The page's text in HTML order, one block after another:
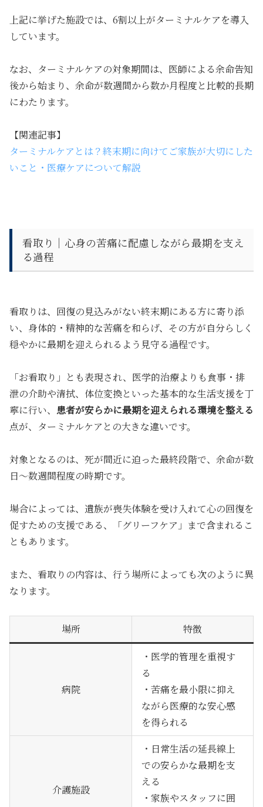
上記に挙げた施設では、6割以上がターミナルケアを導入
しています。
なお、ターミナルケアの対象期間は、医師による余命告知
後から始まり、余命が数週間から数か月程度と比較的長期
にわたります。
【関連記事】
ターミナルケアとは？終末期に向けてご家族が大切にした
いこと・医療ケアについて解説
看取り｜心身の苦痛に配慮しながら最期を支え
る過程
看取りは、回復の見込みがない終末期にある方に寄り添
い、 身体的・精神的な苦痛を和らげ、その方が自分らしく
穏やかに最期を迎えられるよう見守る過程です。
「お看取り」とも表現され、医学的治療よりも食事・排
泄の介助や清拭、体位変換といった基本的な生活支援を丁
寧に行い、 患者が安らかに最期を迎えられる環境を整える
点が、ターミナルケアとの大きな違いです。
対象となるのは、死が間近に迫った最終段階で、 余命が数
日〜数週間程度の時期です。
場合によっては、遺族が喪失体験を受け入れて心の回復を
促すための支援である、「グリーフケア」まで含まれるこ
ともあります。
また、看取りの内容は、行う場所によっても次のように異
なります。
場所 特徴
病院
・医学的管理を重視す
る
・苦痛を最小限に抑え
ながら医療的な安心感
を得られる
介護施設
・日常生活の延長線上
での安らかな最期を支
える
・家族やスタッフに囲